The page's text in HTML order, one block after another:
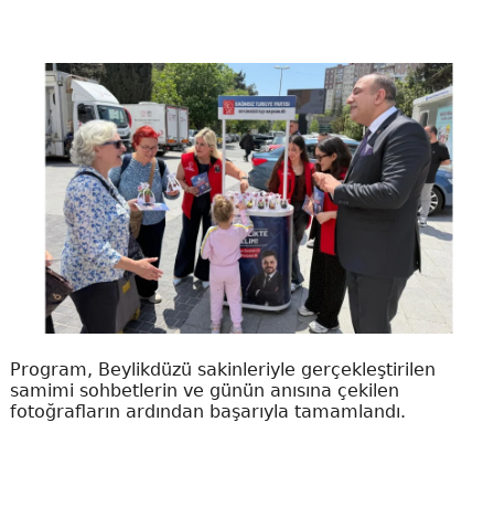
Program, Beylikdüzü sakinleriyle gerçekleştirilen
samimi sohbetlerin ve günün anısına çekilen
fotoğrafların ardından başarıyla tamamlandı.